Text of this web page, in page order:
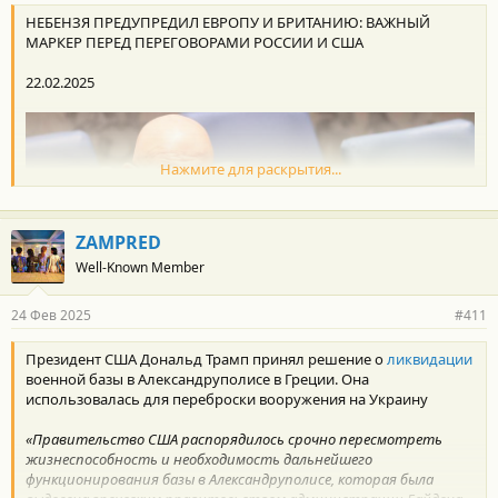
НЕБЕНЗЯ ПРЕДУПРЕДИЛ ЕВРОПУ И БРИТАНИЮ: ВАЖНЫЙ
МАРКЕР ПЕРЕД ПЕРЕГОВОРАМИ РОССИИ И США
22.02.2025
следующие важные маркеры:
"Сегодня мы понимаем, что гаранты Минска, да и в целом
Нажмите для раскрытия...
ZAMPRED
Well-Known Member
24 Фев 2025 #411
Президент США Дональд Трамп принял решение оликвидации
военной базы в Александруполисе в Греции. Она
использовалась для переброски вооружения на Украину
«Правительство США распорядилось срочно пересмотреть
жизнеспособность и необходимость дальнейшего
функционирования базы в Александруполисе, которая была